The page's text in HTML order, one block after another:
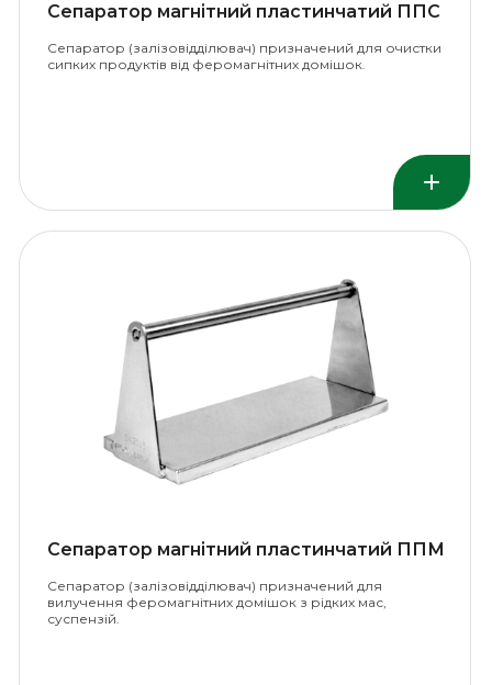
Сепаратор магнітний пластинчатий ППС
Сепаратор (залізовідділювач) призначений для очистки
сипких продуктів від феромагнітних домішок.
Сепаратор магнітний пластинчатий ППМ
Сепаратор (залізовідділювач) призначений для
вилучення феромагнітних домішок з рідких мас,
суспензій.